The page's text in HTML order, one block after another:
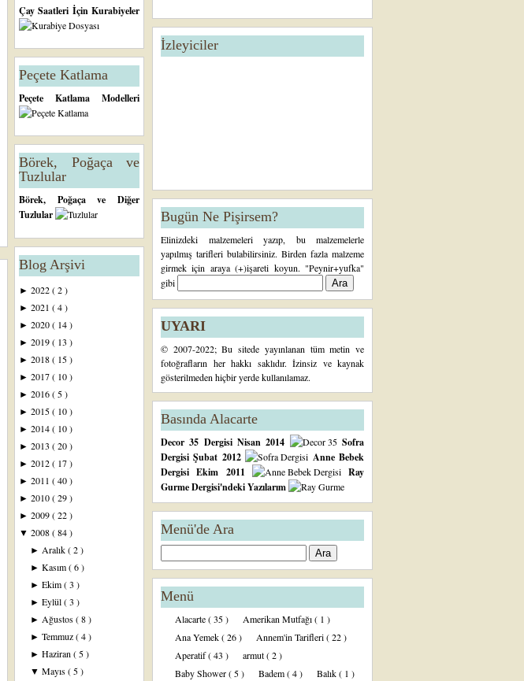
Çay Saatleri İçin Kurabiyeler
Peçete Katlama
Peçete Katlama Modelleri
Börek, Poğaça ve
Tuzlular
Börek, Poğaça ve Diğer
Tuzlular
Blog Arşivi
► 2022( 2 )
► 2021 ( 4 )
► 2020( 14 )
► 2019( 13 )
► 2018( 15 )
► 2017( 10 )
► 2016( 5 )
► 2015( 10 )
► 2014( 10 )
► 2013 ( 20 )
► 2012( 17 )
► 2011 ( 40 )
► 2010( 29 )
► 2009( 22 )
▼ 2008( 84 )
►Aralık( 2 )
►Kasım( 6 )
►Ekim( 3 )
►Eylül( 3 )
►Ağustos( 8 )
►Temmuz( 4 )
►Haziran( 5 )
▼Mayıs( 5 )
İzleyiciler
Bugün Ne Pişirsem?
Elinizdeki malzemeleri yazıp, bu malzemelerle
yapılmış tarifleri bulabilirsiniz. Birden fazla malzeme
girmek için araya (+)işareti koyun. "Peynir+yufka"
gibi
UYARI
© 2007-2022; Bu sitede yayınlanan tüm metin ve
fotoğrafların her hakkı saklıdır. İzinsiz ve kaynak
gösterilmeden hiçbir yerde kullanılamaz.
Basında Alacarte
Decor 35 Dergisi Nisan 2014
Sofra
Dergisi Şubat 2012
Anne Bebek
Dergisi Ekim 2011
Ray
Gurme Dergisi'ndeki Yazılarım
Menü'de Ara
Menü
Alacarte( 35 ) Amerikan Mutfağı( 1 )
Ana Yemek( 26 ) Annem'in Tarifleri( 22 )
Aperatif( 43 ) armut( 2 )
Baby Shower( 5 ) Badem( 4 ) Balık( 1 )